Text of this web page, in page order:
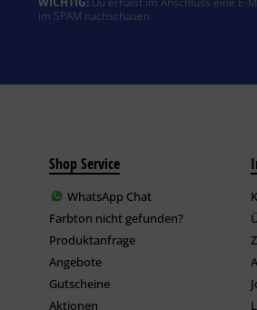
im SPAM nachschauen
Shop Service
WhatsApp Chat
Farbton nicht gefunden?
Produktanfrage
Angebote
Gutscheine
Aktionen